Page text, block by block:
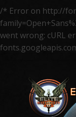
/* Error on http://
went wrong: cURL